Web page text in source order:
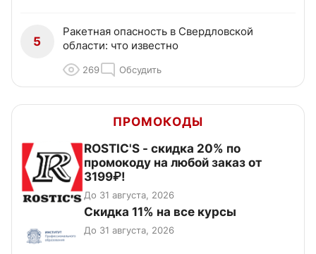
5
Ракетная опасность в Свердловской
области: что известно
269 Обсудить
ПРОМОКОДЫ
ROSTIC'S - скидка 20% по
промокоду на любой заказ от
3199₽!
До 31 августа, 2026
Скидка 11% на все курсы
До 31 августа, 2026